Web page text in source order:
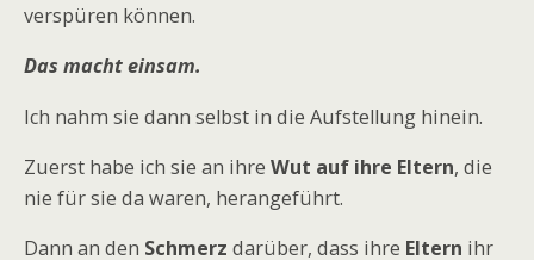
verspüren können.
Das macht einsam.
Ich nahm sie dann selbst in die Aufstellung hinein.
Zuerst habe ich sie an ihre Wut auf ihre Eltern, die
nie für sie da waren, herangeführt.
Dann an den Schmerz darüber, dass ihre Eltern ihr